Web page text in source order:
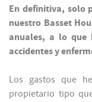
En definitiva, solo
nuestro Basset
anuales, a lo que
accidentes y
Los gastos que
propietario tipo